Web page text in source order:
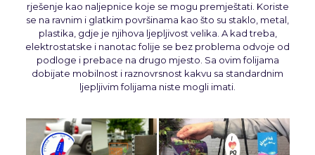
rješenje kao naljepnice koje se mogu premještati. Koriste
se na ravnim i glatkim površinama kao što su staklo, metal,
plastika, gdje je njihova ljepljivost velika. A kad treba,
elektrostatske i nanotac folije se bez problema odvoje od
podloge i prebace na drugo mjesto. Sa ovim folijama
dobijate mobilnost i raznovrsnost kakvu sa standardnim
ljepljivim folijama niste mogli imati.